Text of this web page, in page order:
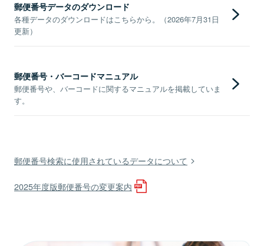
郵便番号データのダウンロード
各種データのダウンロードはこちらから。（2026年7月31日
更新）
郵便番号・バーコードマニュアル
郵便番号や、バーコードに関するマニュアルを掲載していま
す。
郵便番号検索に使用されているデータについて
2025年度版郵便番号の変更案内